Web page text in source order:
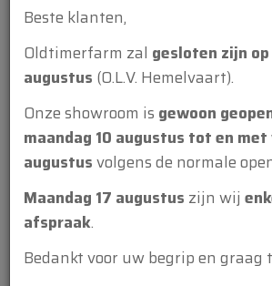
Beste klanten,
Oldtimerfarm zal gesloten zijn
augustus (O.L.V. Hemelvaart).
Onze showroom is gewoon
maandag 10 augustus tot en met
augustusvolgens de normale
Maandag 17 augustus zijn wij
afspraak.
Bedankt voor uw begrip en